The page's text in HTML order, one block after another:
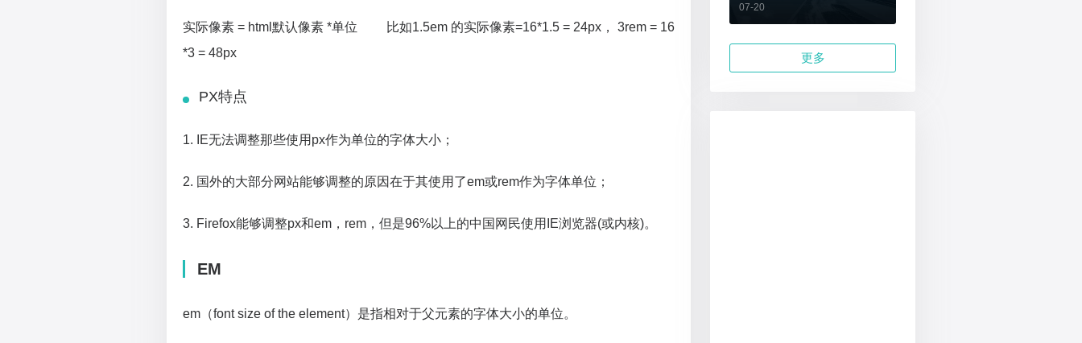
实际像素 = html默认像素 *单位 比如1.5em 的实际像素=16*1.5 = 24px， 3rem = 16
*3 = 48px
PX特点
1. IE无法调整那些使用px作为单位的字体大小；
2. 国外的大部分网站能够调整的原因在于其使用了em或rem作为字体单位；
3. Firefox能够调整px和em，rem，但是96%以上的中国网民使用IE浏览器(或内核)。
EM
em（font size of the element）是指相对于父元素的字体大小的单位。
07-20
更多